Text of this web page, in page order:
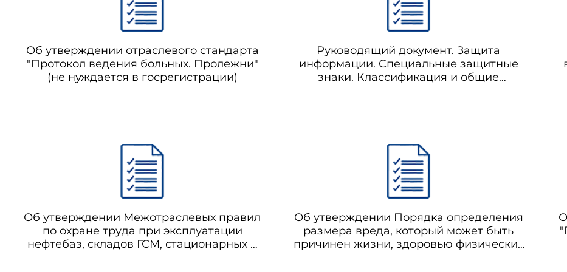
формирование и накопление ФД в суточных (сменных) счетчиках и регистрах с
запись (регистрация) ФД в фискальную память с оформлением и печатью финансовых документов;
Об утверждении отраслевого стандарта
"Протокол ведения больных. Пролежни"
(не нуждается в госрегистрации)
Руководящий документ. Защита
информации. Специальные защитные
знаки. Классификация и общие
Об утверждении Межотраслевых правил
по охране труда при эксплуатации
нефтебаз, складов ГСМ, стационарных и
Об утверждении Порядка определения
размера вреда, который может быть
причинен жизни, здоровью физических